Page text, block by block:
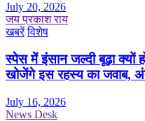
July 20, 2026
जय प्रकाश राय
खबरें विशेष
स्पेस में इंसान जल्दी बूढ़ा क्यों
खोजेंगे इस रहस्य का जवाब,
July 16, 2026
News Desk